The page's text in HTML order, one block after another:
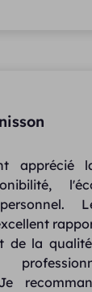
apprécié
de la